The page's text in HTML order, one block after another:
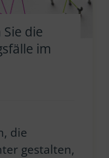
die
im
die
gestalten,